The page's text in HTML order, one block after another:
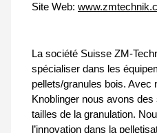
Site Web:
La société Suisse ZM-
spécialiser dans les
pellets/granules bois. Avec
Knoblinger nous avons
tailles de la granulation.
l’innovation dans la